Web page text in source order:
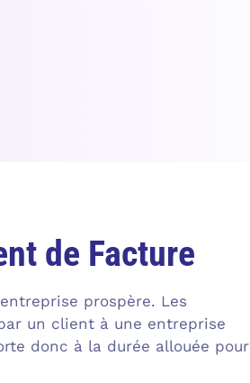
de Facture
prospère. Les
un client à une entreprise
donc à la durée allouée pour